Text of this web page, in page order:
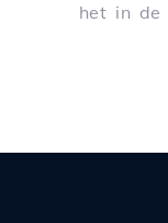
het in de